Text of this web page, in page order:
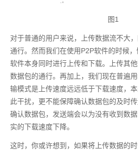
图1
对于普通的用户来说，上传数据流不大
通行。然而我们在使用P2P软件的时候
软件本身同时进行上传和下载。上传其
数据包的通行。再加上，我们现在普遍
输模式是上传速度远远低于下载速度，
此干扰，更不能保障确认数据包的及时
确认数据包，发送端会以为没有收到数
实的下载速度下降。
这时，你或许想到，如果将上传数据的